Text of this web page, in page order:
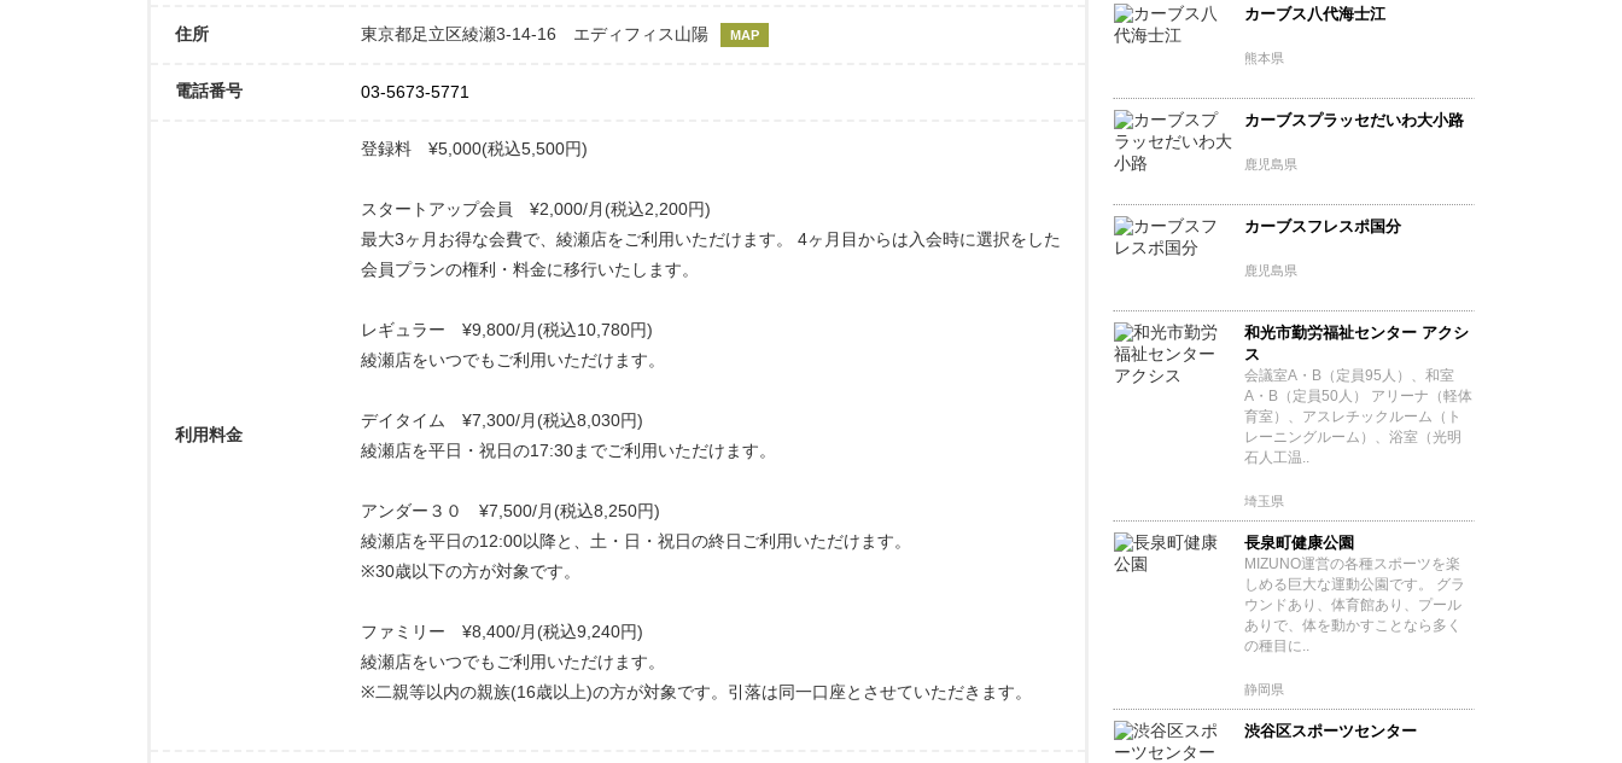
住所 東京都足立区綾瀬3-14-16 エディフィス山陽 MAP
電話番号 03-5673-5771
利用料金
登録料 ¥5,000(税込5,500円)
スタートアップ会員 ¥2,000/月(税込2,200円)
最大3ヶ月お得な会費で、綾瀬店をご利用いただけます。 4ヶ月目からは入会時に選択をした
会員プランの権利・料金に移行いたします。
レギュラー ¥9,800/月(税込10,780円)
綾瀬店をいつでもご利用いただけます。
デイタイム ¥7,300/月(税込8,030円)
綾瀬店を平日・祝日の17:30までご利用いただけます。
アンダー３０ ¥7,500/月(税込8,250円)
綾瀬店を平日の12:00以降と、土・日・祝日の終日ご利用いただけます。
※30歳以下の方が対象です。
ファミリー ¥8,400/月(税込9,240円)
綾瀬店をいつでもご利用いただけます。
※二親等以内の親族(16歳以上)の方が対象です。引落は同一口座とさせていただきます。
カーブス八代海士江
熊本県
カーブスプラッセだいわ大小路
鹿児島県
カーブスフレスポ国分
鹿児島県
和光市勤労福祉センター アクシ
ス
会議室A・B（定員95人）、和室
A・B（定員50人） アリーナ（軽体
育室）、アスレチックルーム（ト
レーニングルーム）、浴室（光明
石人工温..
埼玉県
長泉町健康公園
MIZUNO運営の各種スポーツを楽
しめる巨大な運動公園です。 グラ
ウンドあり、体育館あり、プール
ありで、体を動かすことなら多く
の種目に..
静岡県
渋谷区スポーツセンター